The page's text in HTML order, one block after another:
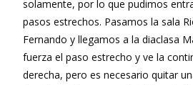
solamente, por lo que pudimos
pasos estrechos. Pasamos la sala
Fernando y llegamos a la diaclasa
fuerza el paso estrecho y ve la
derecha, pero es necesario quitar